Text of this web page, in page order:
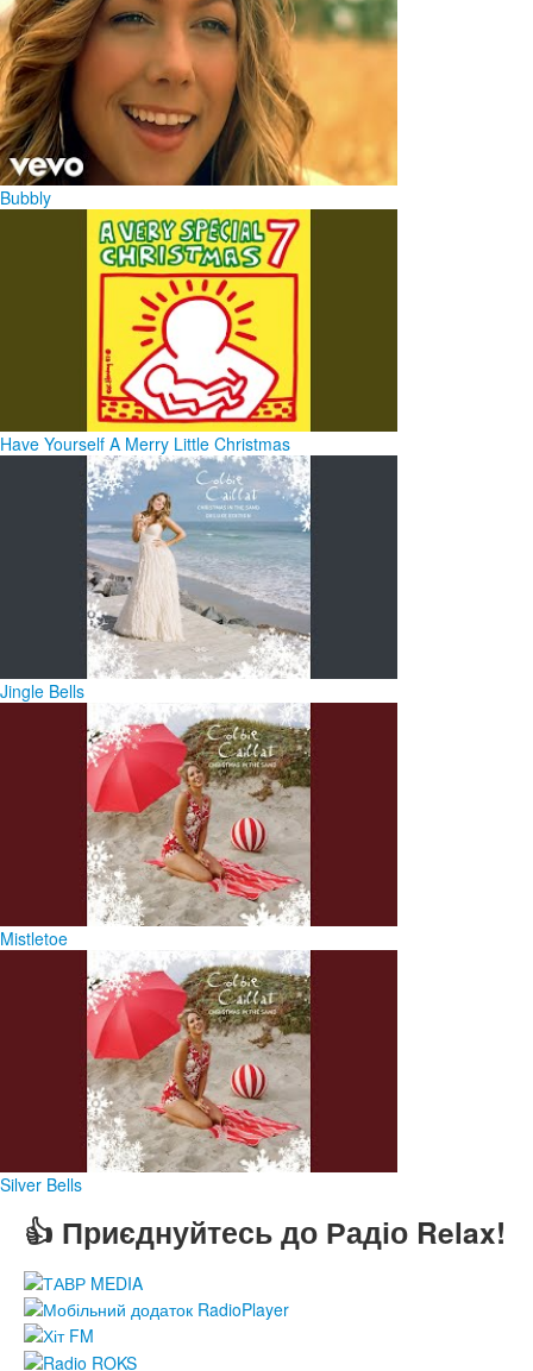
Bubbly
Have Yourself A Merry Little Christmas
Jingle Bells
Mistletoe
Silver Bells
👍 Приєднуйтесь до Радіо Relax!